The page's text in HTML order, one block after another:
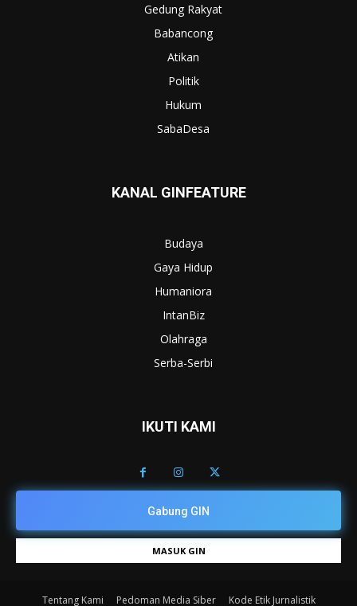
Gedung Rakyat
Babancong
Atikan
Politik
Hukum
SabaDesa
KANAL GINFEATURE
Budaya
Gaya Hidup
Humaniora
IntanBiz
Olahraga
Serba-Serbi
IKUTI KAMI
Gabung GIN
MASUK GIN
Tentang Kami Pedoman Media Siber Kode Etik Jurnalistik